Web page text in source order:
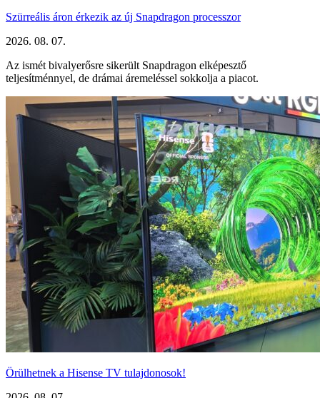
Szürreális áron érkezik az új Snapdragon processzor
2026. 08. 07.
Az ismét bivalyerősre sikerült Snapdragon elképesztő
teljesítménnyel, de drámai áremeléssel sokkolja a piacot.
Örülhetnek a Hisense TV tulajdonosok!